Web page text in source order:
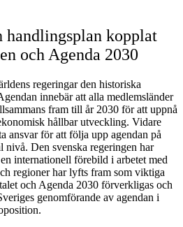
handlingsplan kopplat
och Agenda 2030
regeringar den historiska
innebär att alla medlemsländer
fram till år 2030 för att uppnå
hållbar utveckling. Vidare
ansvar för att följa upp agendan på
Den svenska regeringen har
internationell förebild i arbetet med
regioner har lyfts fram som viktiga
och Agenda 2030 förverkligas och
genomförande av agendan i